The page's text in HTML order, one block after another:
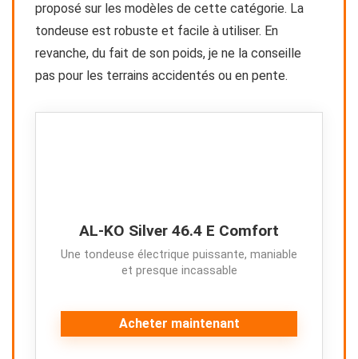
proposé sur les modèles de cette catégorie. La
tondeuse est robuste et facile à utiliser. En
revanche, du fait de son poids, je ne la conseille
pas pour les terrains accidentés ou en pente.
AL-KO Silver 46.4 E Comfort
Une tondeuse électrique puissante, maniable
et presque incassable
Acheter maintenant